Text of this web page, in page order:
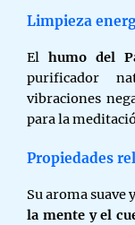
Limpieza
Elhumo del
purificador
vibraciones
para la
Propiedades
Su aroma suave
la mente y el